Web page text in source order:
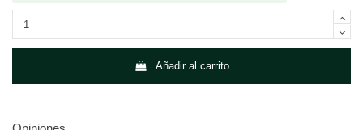
Añadir al carrito